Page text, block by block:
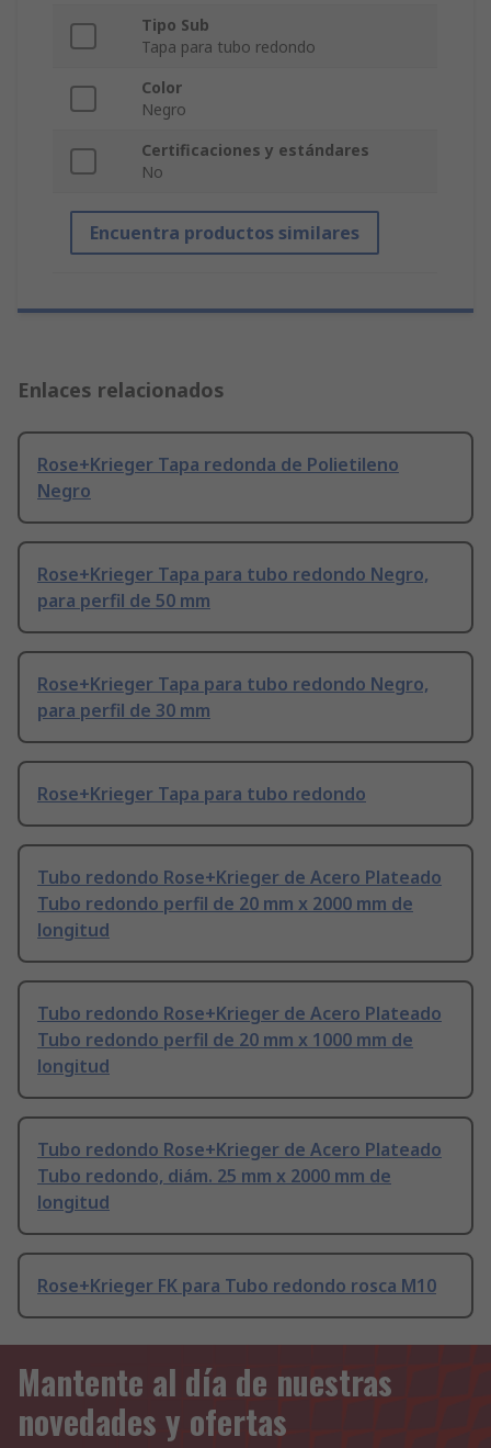
Tipo Sub
Tapa para tubo redondo
Color
Negro
Certificaciones y estándares
No
Encuentra productos similares
Enlaces relacionados
Rose+Krieger Tapa redonda de Polietileno
Negro
Rose+Krieger Tapa para tubo redondo Negro,
para perfil de 50 mm
Rose+Krieger Tapa para tubo redondo Negro,
para perfil de 30 mm
Rose+Krieger Tapa para tubo redondo
Tubo redondo Rose+Krieger de Acero Plateado
Tubo redondo perfil de 20 mm x 2000 mm de
longitud
Tubo redondo Rose+Krieger de Acero Plateado
Tubo redondo perfil de 20 mm x 1000 mm de
longitud
Tubo redondo Rose+Krieger de Acero Plateado
Tubo redondo, diám. 25 mm x 2000 mm de
longitud
Rose+Krieger FK para Tubo redondo rosca M10
Mantente al día de nuestras
novedades y ofertas